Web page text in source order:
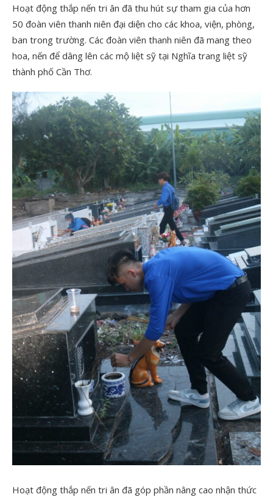
Hoạt động thắp nến tri ân đã thu hút sự tham gia của hơn
50 đoàn viên thanh niên đại diện cho các khoa, viện, phòng,
ban trong trường. Các đoàn viên thanh niên đã mang theo
hoa, nến để dâng lên các mộ liệt sỹ tại Nghĩa trang liệt sỹ
thành phố Cần Thơ.
Hoạt động thắp nến tri ân đã góp phần nâng cao nhận thức